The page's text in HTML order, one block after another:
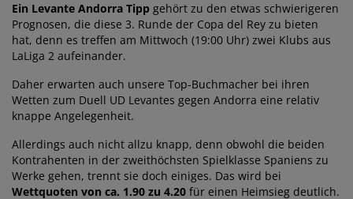
Ein Levante Andorra Tipp gehört zu den etwas schwierigeren
Prognosen, die diese 3. Runde der Copa del Rey zu bieten
hat, denn es treffen am Mittwoch (19:00 Uhr) zwei Klubs aus
LaLiga 2 aufeinander.
Daher erwarten auch unsere Top-Buchmacher bei ihren
Wetten zum Duell UD Levantes gegen Andorra eine relativ
knappe Angelegenheit.
Allerdings auch nicht allzu knapp, denn obwohl die beiden
Kontrahenten in der zweithöchsten Spielklasse Spaniens zu
Werke gehen, trennt sie doch einiges. Das wird bei
Wettquoten von ca. 1.90 zu 4.20 für einen Heimsieg deutlich.